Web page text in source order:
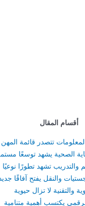
أقسام المقال
تتصدر قائمة المهن
الصحية يشهد توسعًا
تشهد تطورًا نوعيًا
والنقل يفتح آفاقًا
والتقنية لا تزال حيوية
يكتسب أهمية متنامية